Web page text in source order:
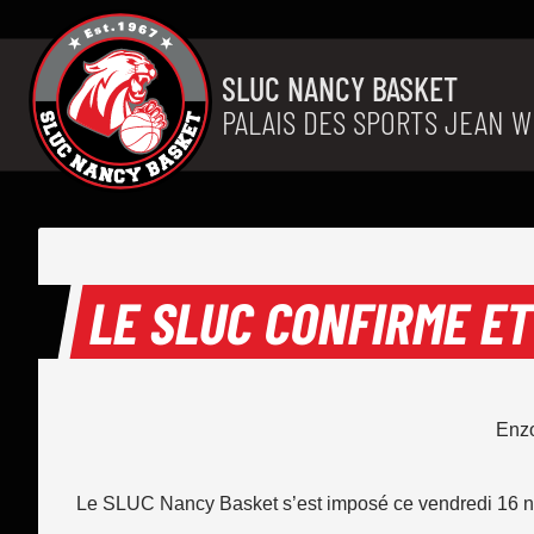
Aller au contenu
SLUC NANCY BASKET
PALAIS DES SPORTS JEAN
LE SLUC CONFIRME
Le SLUC Nancy Basket s’est imposé ce vendredi